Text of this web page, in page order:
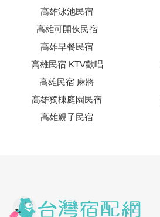
高雄泳池民宿
高雄可開伙民宿
高雄早餐民宿
高雄民宿 KTV歡唱
高雄民宿 麻將
高雄獨棟庭園民宿
高雄親子民宿